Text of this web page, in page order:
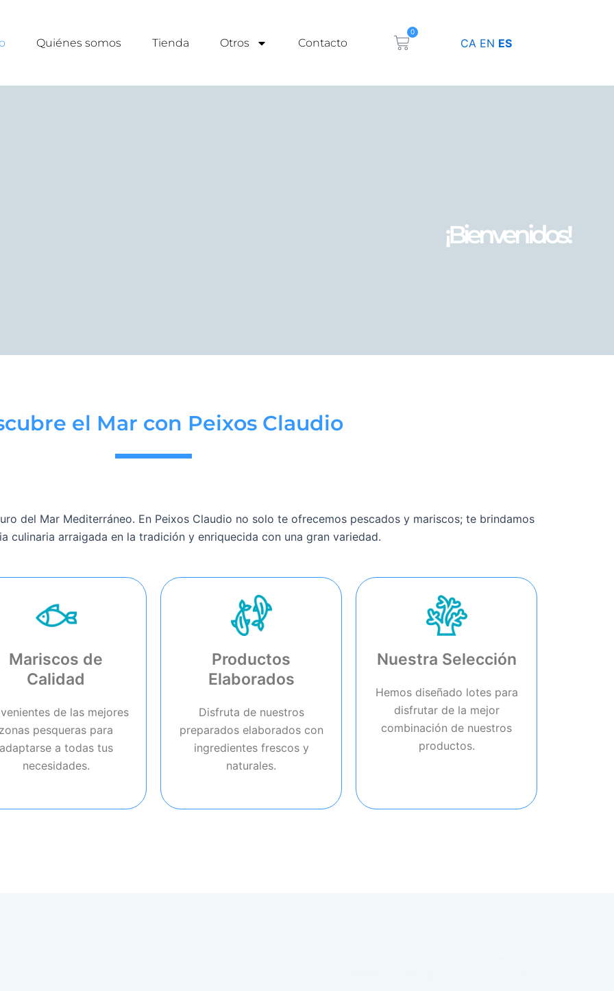
Quiénes somos Tienda Otros Contacto
0
Carrito CA EN ES
¡Bienvenidos!
el Mar con Peixos Claudio
del Mar Mediterráneo. En Peixos Claudio no solo te ofrecemos pescados y mariscos; te brindamos
culinaria arraigada en la tradición y enriquecida con una gran variedad.
Mariscos de
Calidad
de las mejores
zonas pesqueras para
adaptarse a todas tus
necesidades.
Productos
Elaborados
Disfruta de nuestros
preparados elaborados con
ingredientes frescos y
naturales.
Nuestra Selección
Hemos diseñado lotes para
disfrutar de la mejor
combinación de nuestros
productos.